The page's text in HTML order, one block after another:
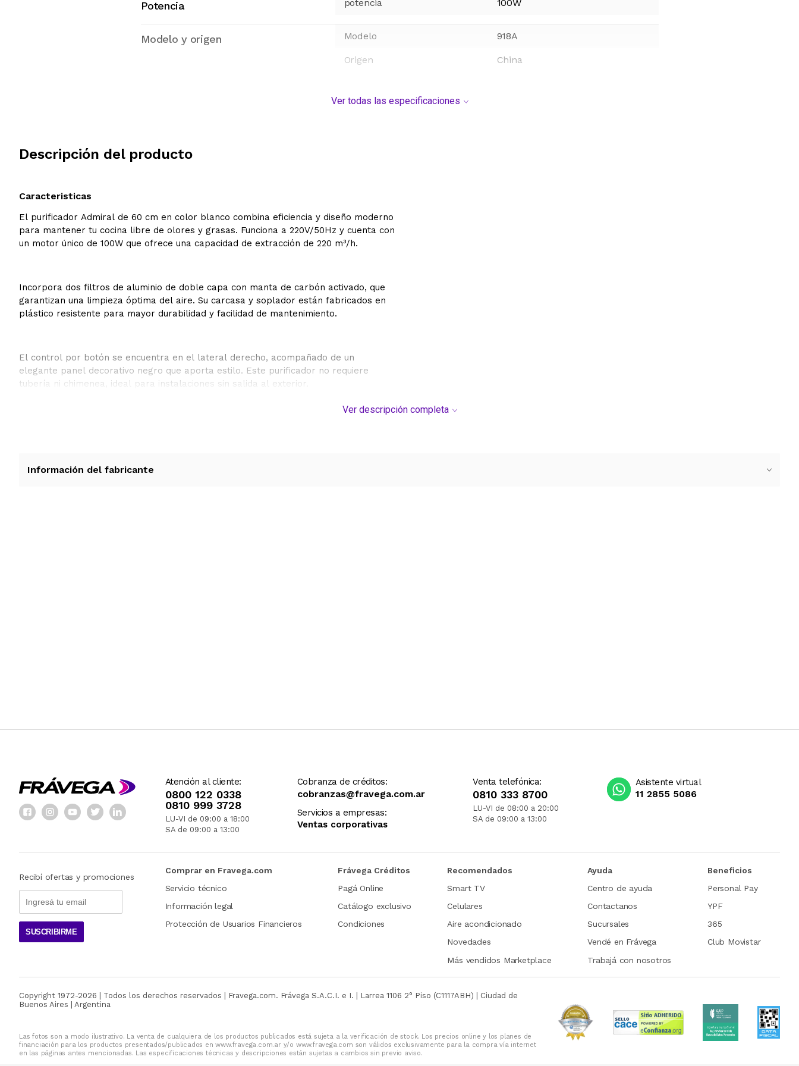
Potencia potencia 100W
Modelo y origen Modelo 918A
Origen China
Ver todas las especificaciones
Descripción del producto
Caracteristicas
El purificador Admiral de 60 cm en color blanco combina eficiencia y diseño moderno
para mantener tu cocina libre de olores y grasas. Funciona a 220V/50Hz y cuenta con
un motor único de 100W que ofrece una capacidad de extracción de 220 m³/h.
Incorpora dos filtros de aluminio de doble capa con manta de carbón activado, que
garantizan una limpieza óptima del aire. Su carcasa y soplador están fabricados en
plástico resistente para mayor durabilidad y facilidad de mantenimiento.
El control por botón se encuentra en el lateral derecho, acompañado de un
elegante panel decorativo negro que aporta estilo. Este purificador no requiere
tubería ni chimenea, ideal para instalaciones sin salida al exterior.
Ver descripción completa
Información del fabricante
Atención al cliente:
0800 122 0338
0810 999 3728
LU-VI de 09:00 a 18:00
SA de 09:00 a 13:00
Cobranza de créditos:
cobranzas@fravega.com.ar
Servicios a empresas:
Ventas corporativas
Venta telefónica:
0810 333 8700
LU-VI de 08:00 a 20:00
SA de 09:00 a 13:00
Asistente virtual
11 2855 5086
Recibí ofertas y promociones
SUSCRIBIRME
Comprar en Fravega.com
Servicio técnico
Información legal
Protección de Usuarios Financieros
Frávega Créditos
Pagá Online
Catálogo exclusivo
Condiciones
Recomendados
Smart TV
Celulares
Aire acondicionado
Novedades
Más vendidos Marketplace
Ayuda
Centro de ayuda
Contactanos
Sucursales
Vendé en Frávega
Trabajá con nosotros
Beneficios
Personal Pay
YPF
365
Club Movistar
Copyright 1972-2026 | Todos los derechos reservados | Fravega.com. Frávega S.A.C.I. e I. | Larrea 1106 2° Piso (C1117ABH) | Ciudad de
Buenos Aires | Argentina
Las fotos son a modo ilustrativo. La venta de cualquiera de los productos publicados está sujeta a la verificación de stock. Los precios online y los planes de
financiación para los productos presentados/publicados en www.fravega.com.ar y/o www.fravega.com son válidos exclusivamente para la compra vía internet
en las páginas antes mencionadas. Las especificaciones técnicas y descripciones están sujetas a cambios sin previo aviso.